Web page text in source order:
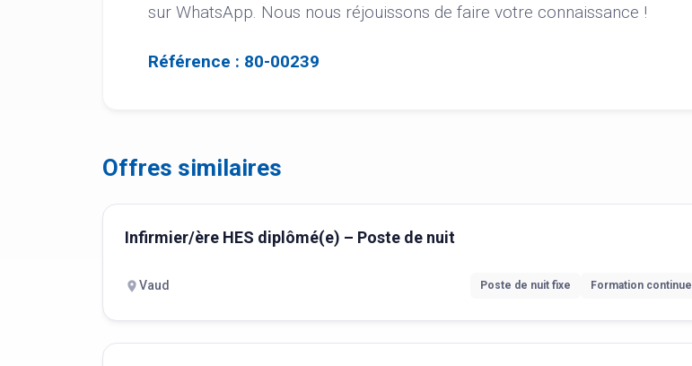
sur WhatsApp. Nous nous réjouissons de faire votre connaissance !
Référence : 80-00239
Offres similaires
Infirmier/ère HES diplômé(e) – Poste de nuit
Vaud Poste de nuit fixe Formation continue